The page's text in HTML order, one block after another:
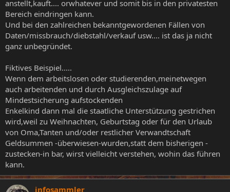
anstellt,kauft.... orwhatever und somit bis in den privatesten
Bereich eindringen kann.
Und bei den zahlreichen bekanntgewordenen Fällen von
Daten/missbrauch/diebstahl/verkauf usw.... ist das ja nicht
ganz unbegründet.
Fiktives Beispiel.....
Wenn dem arbeitslosen oder studierenden,meinetwegen
auch arbeitenden und durch Ausgleichszulage auf
Mindestsicherung aufstockenden
Enkelkind dann mal die staatliche Unterstützung gestrichen
wird,weil zu Weihnachten, Geburtstag oder für den Urlaub
von Oma,Tanten und/oder restlicher Verwandtschaft
Geldsummen -überwiesen-wurden,statt dem bisherigen -
zustecken-in bar, wirst vielleicht verstehen, wohin das führen
kann.
infosammler